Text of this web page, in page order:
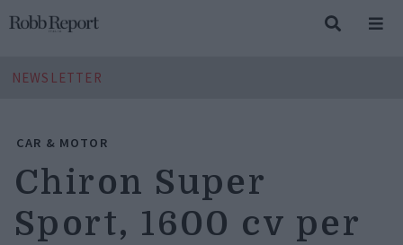
NEWSLETTER
CAR & MOTOR
Chiron Super
Sport, 1600 cv per